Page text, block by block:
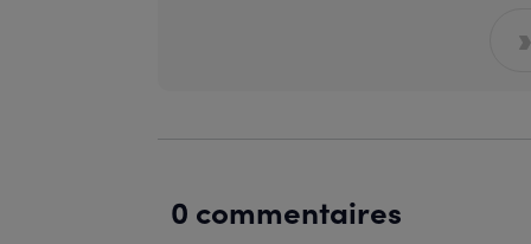
0 commentaires